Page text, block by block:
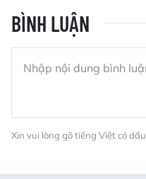
BÌNH LUẬN
Xin vui lòng gõ tiếng Việt có dấu